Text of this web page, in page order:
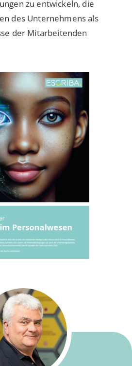
zu entwickeln, die
des Unternehmens als
der Mitarbeitenden